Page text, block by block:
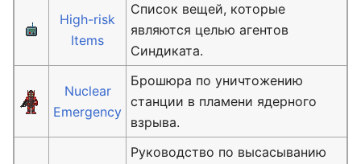
High-risk
Items
Список вещей, которые
являются целью агентов
Синдиката.
Nuclear
Emergency
Брошюра по уничтожению
станции в пламени ядерного
взрыва.
Руководство по высасыванию